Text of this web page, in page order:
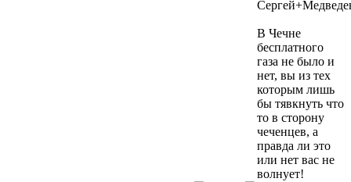
В Чечне
бесплатного
газа не было и
нет, вы из тех
которым лишь
бы тявкнуть что
то в сторону
чеченцев, а
правда ли это
или нет вас не
волнует!